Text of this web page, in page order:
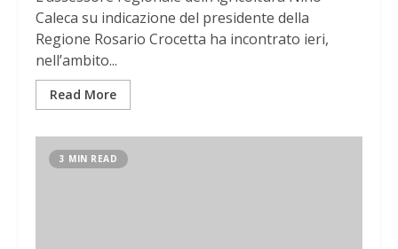
Caleca su indicazione del presidente della
Regione Rosario Crocetta ha incontrato ieri,
nell’ambito...
Read More
3 MIN READ